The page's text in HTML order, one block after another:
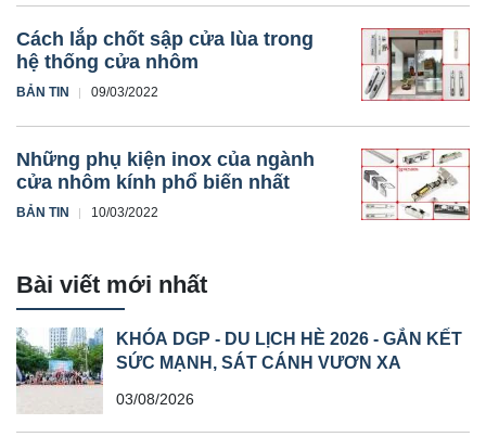
Cách lắp chốt sập cửa lùa trong
hệ thống cửa nhôm
BẢN TIN 09/03/2022
Những phụ kiện inox của ngành
cửa nhôm kính phổ biến nhất
BẢN TIN 10/03/2022
Bài viết mới nhất
KHÓA DGP - DU LỊCH HÈ 2026 - GẮN KẾT
SỨC MẠNH, SÁT CÁNH VƯƠN XA
03/08/2026